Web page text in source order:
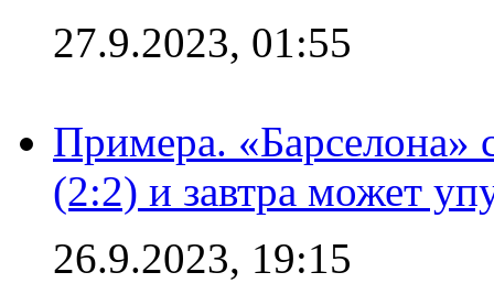
27.9.2023, 01:55
Примера. «Барселона»
(2:2) и завтра может
26.9.2023, 19:15